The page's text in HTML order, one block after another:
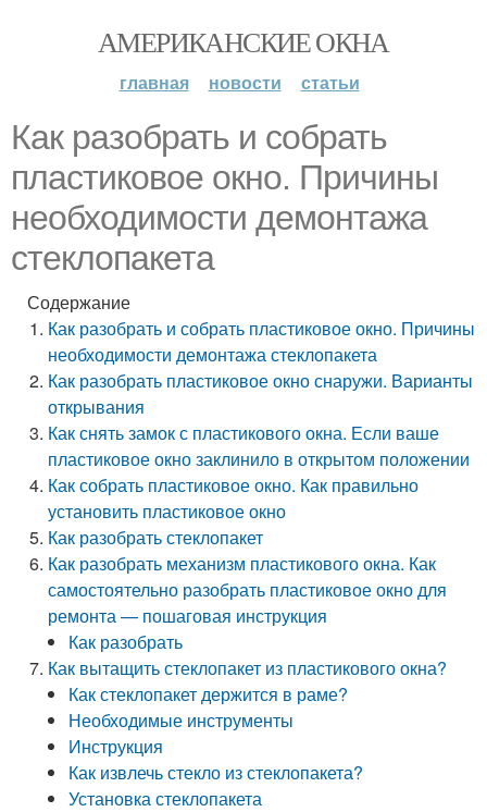
АМЕРИКАНСКИЕ ОКНА
главная новости статьи
Как разобрать и собрать
пластиковое окно. Причины
необходимости демонтажа
стеклопакета
Содержание
Как разобрать и собрать пластиковое окно. Причины
необходимости демонтажа стеклопакета
Как разобрать пластиковое окно снаружи. Варианты
открывания
Как снять замок с пластикового окна. Если ваше
пластиковое окно заклинило в открытом положении
Как собрать пластиковое окно. Как правильно
установить пластиковое окно
Как разобрать стеклопакет
Как разобрать механизм пластикового окна. Как
самостоятельно разобрать пластиковое окно для
ремонта — пошаговая инструкция
Как разобрать
Как вытащить стеклопакет из пластикового окна?
Как стеклопакет держится в раме?
Необходимые инструменты
Инструкция
Как извлечь стекло из стеклопакета?
Установка стеклопакета